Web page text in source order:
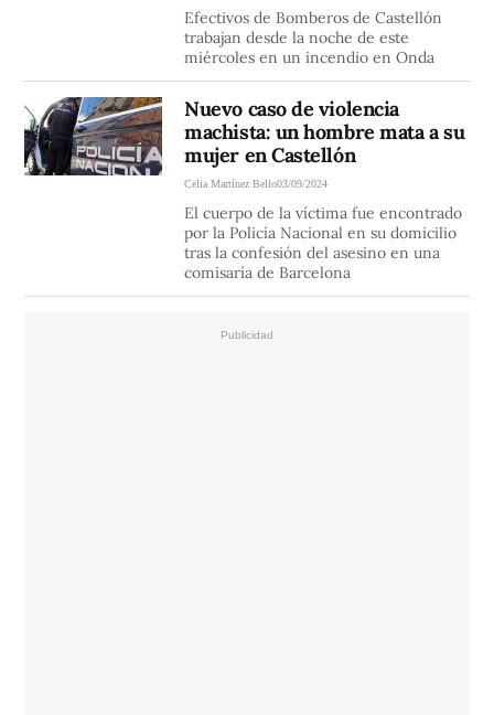
Efectivos de Bomberos de Castellón
trabajan desde la noche de este
miércoles en un incendio en Onda
Nuevo caso de violencia
machista: un hombre mata a su
mujer en Castellón
Celia Martínez Bello03/09/2024
El cuerpo de la víctima fue encontrado
por la Policía Nacional en su domicilio
tras la confesión del asesino en una
comisaría de Barcelona